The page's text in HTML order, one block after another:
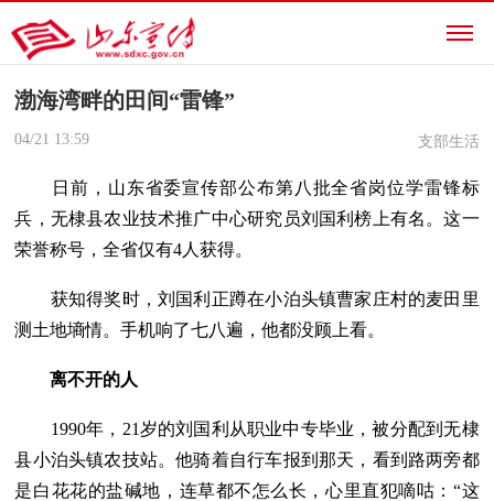
渤海湾畔的田间“雷锋”
04/21 13:59 支部生活
日前，山东省委宣传部公布第八批全省岗位学雷锋标
兵，无棣县农业技术推广中心研究员刘国利榜上有名。这一
荣誉称号，全省仅有4人获得。
获知得奖时，刘国利正蹲在小泊头镇曹家庄村的麦田里
测土地墒情。手机响了七八遍，他都没顾上看。
离不开的人
1990年，21岁的刘国利从职业中专毕业，被分配到无棣
县小泊头镇农技站。他骑着自行车报到那天，看到路两旁都
是白花花的盐碱地，连草都不怎么长，心里直犯嘀咕：“这